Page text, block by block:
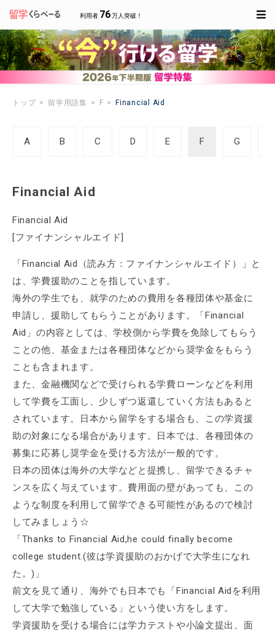
利用者 76万人突破！
トップ 留学用語集 F Financial Aid
A B C D E F G
Financial Aid
Financial Aid
[ファイナンシャルエイド]
「Financial Aid（読み方：ファイナンシャルエイド）」と
は、学費援助のことを指しています。
海外の学生でも、就学のための費用を各種団体や基金に
申請し、援助してもらうことがあります。「Financial
Aid」の内容としては、学校側から学費を免除してもらう
ことの他、基金または各種団体などから奨学金をもらう
ことも含まれます。
また、金融機関などで受けられる学費ローンなどを利用
して学費を工面し、少しずつ返還していく方法もあると
されています。日本から留学をする場合も、この学資援
助の対象になる場合があります。日本では、各種団体の
募集に応募し奨学金を受ける方法が一般的です。
日本の団体は海外の大学などと提携し、留学できるチャ
ンスを広く与えています。費用面の壁があっても、この
ような制度を利用して留学できる可能性があるので検討
してみましょう☆
「Thanks to Financial Aid,he could finally become
college student.(彼は学資援助のおかげで大学生になれ
た。)」
前文を見て通り、海外でも日本でも「Financial Aidを利用
して大学で勉強している」という使い方をします。
学資援助を受ける場合には学力テストや小論文提出、面